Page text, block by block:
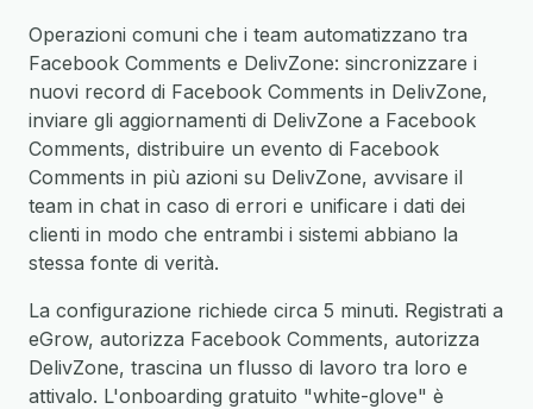
Operazioni comuni che i team automatizzano tra
Facebook Comments e DelivZone: sincronizzare i
nuovi record di Facebook Comments in DelivZone,
inviare gli aggiornamenti di DelivZone a Facebook
Comments, distribuire un evento di Facebook
Comments in più azioni su DelivZone, avvisare il
team in chat in caso di errori e unificare i dati dei
clienti in modo che entrambi i sistemi abbiano la
stessa fonte di verità.
La configurazione richiede circa 5 minuti. Registrati a
eGrow, autorizza Facebook Comments, autorizza
DelivZone, trascina un flusso di lavoro tra loro e
attivalo. L'onboarding gratuito "white-glove" è